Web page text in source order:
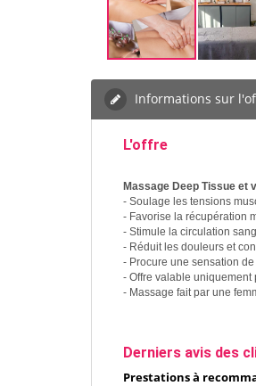
Informations sur
L'offre
Massage Deep Tissue et
- Soulage les tensions
- Favorise la récupération
- Stimule la circulation
- Réduit les douleurs et
- Procure une sensation
- Offre valable uniquement
- Massage fait par une
Derniers avis des
Prestations à